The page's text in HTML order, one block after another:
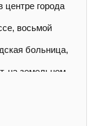
города
восьмой
больница,
на земельном